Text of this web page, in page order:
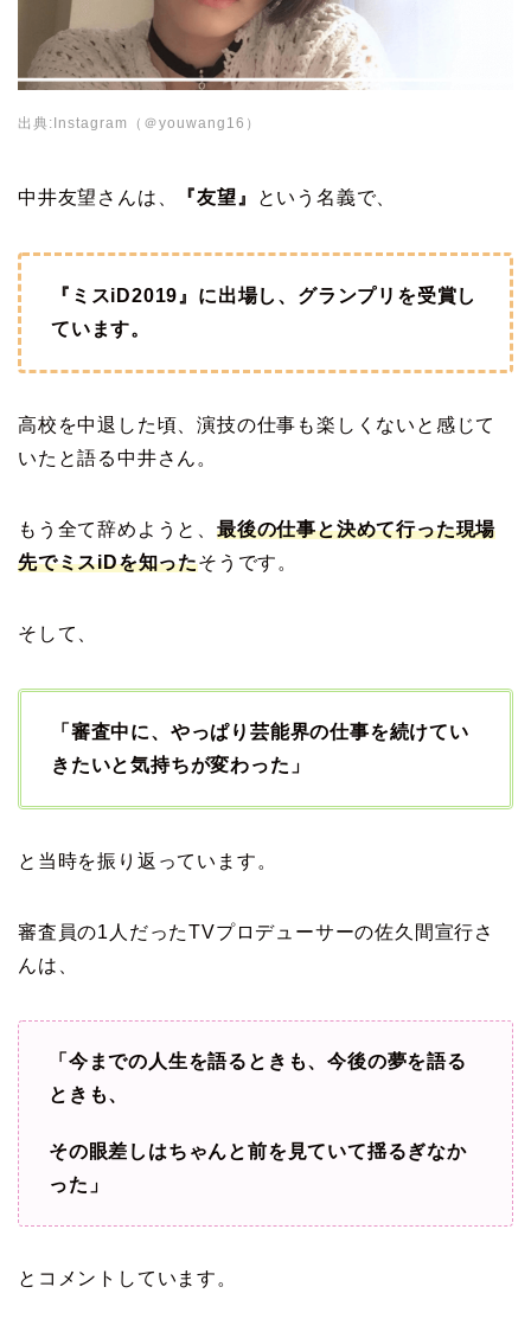
出典:Instagram（＠youwang16）
中井友望さんは、 『友望』 という名義で、
『ミスiD2019』に出場し、グランプリを受賞し
ています。
高校を中退した頃、演技の仕事も楽しくないと感じて
いたと語る中井さん。
もう全て辞めようと、 最後の仕事と決めて行った現場
先でミスiDを知ったそうです。
そして、
「審査中に、やっぱり芸能界の仕事を続けてい
きたいと気持ちが変わった」
と当時を振り返っています。
審査員の1人だったTVプロデューサーの佐久間宣行さ
んは、
「今までの人生を語るときも、今後の夢を語る
ときも、
その眼差しはちゃんと前を見ていて揺るぎなか
った」
とコメントしています。